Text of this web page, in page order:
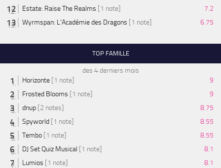
Estate: Raise The Realms [1 note]
7.2
Wyrmspan: L'Académie des Dragons [1 note] 6.75
TOP FAMILLE
des 4 derniers mois
Horizonte [1 note]
9
Frosted Blooms [1 note]
9
dnup [2 notes]
8.75
Spyworld [1 note]
8.55
Tembo [1 note]
8.55
DJ Set Quiz Musical [1 note]
8.1
Lumios [1 note]
8.1